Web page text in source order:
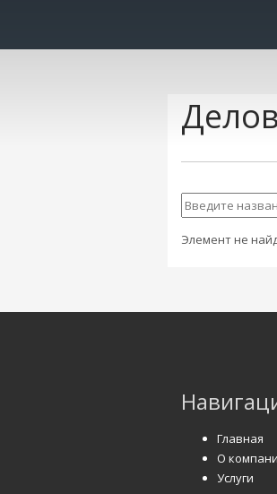
Элемент не
Главная
О
Услуги